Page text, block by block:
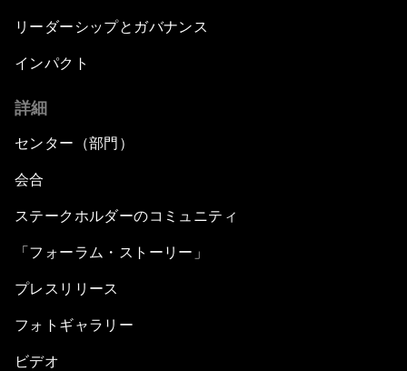
リーダーシップとガバナンス
インパクト
詳細
センター（部門）
会合
ステークホルダーのコミュニティ
「フォーラム・ストーリー」
プレスリリース
フォトギャラリー
ビデオ